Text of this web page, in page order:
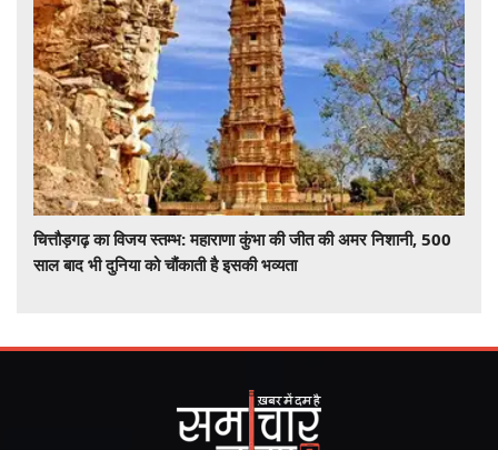
चित्तौड़गढ़ का विजय स्तम्भ: महाराणा कुंभा की जीत की अमर निशानी, 500
साल बाद भी दुनिया को चौंकाती है इसकी भव्यता